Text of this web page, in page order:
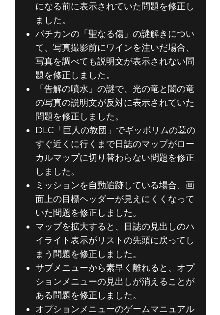
になる前に表示されていた問題を修正し
ました。
バチカンの「聖なる傷」の謎解きについ
て、写真撮影前にワインを注いだ場合、
写真を調べても説明文が表示されない問
題を修正しました。
「告解の噴水」の謎で、光の竜と闇の竜
の写真の説明文が反対に表示されていた
問題を修正しました。
DLC「巨人の教団」でギッボリムの墓の
すぐ近くに行くまで日誌のマップがロー
カルマップに切り替わらない問題を修正
しました。
ミッションを自動追跡している場合、画
面上の目標ヘッダーが見えにくくなって
いた問題を修正しました。
マップを拡大すると、日誌の見出しのハ
イライト表示がリストの先頭に戻ってし
まう問題を修正しました。
サブメニューから素早く離れると、オプ
ションメニューの見出しが消えることが
ある問題を修正しました。
オプションメニューのゲームマニュアル